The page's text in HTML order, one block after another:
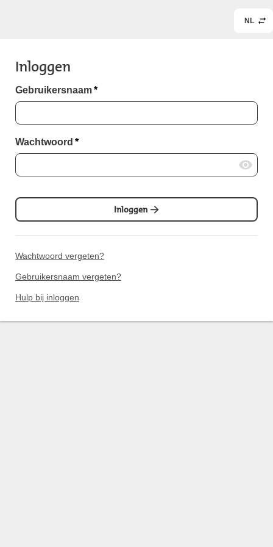
NL
Inloggen
Gebruikersnaam*
Wachtwoord *
Inloggen
Wachtwoord vergeten?
Gebruikersnaam vergeten?
Hulp bij inloggen